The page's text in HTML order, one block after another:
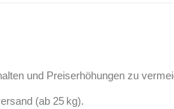
und Preiserhöhungen zu
(ab 25 kg).